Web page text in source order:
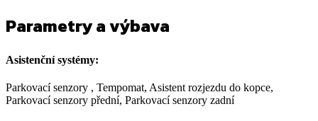
Parametry a výbava
Asistenční systémy:
Parkovací senzory , Tempomat, Asistent rozjezdu do kopce,
Parkovací senzory přední, Parkovací senzory zadní